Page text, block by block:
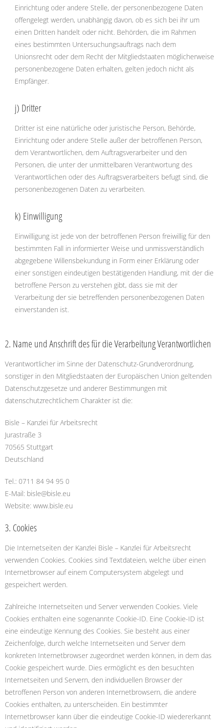
Einrichtung oder andere Stelle, der personenbezogene Daten
offengelegt werden, unabhängig davon, ob es sich bei ihr um
einen Dritten handelt oder nicht. Behörden, die im Rahmen
eines bestimmten Untersuchungsauftrags nach dem
Unionsrecht oder dem Recht der Mitgliedstaaten möglicherweise
personenbezogene Daten erhalten, gelten jedoch nicht als
Empfänger.
j) Dritter
Dritter ist eine natürliche oder juristische Person, Behörde,
Einrichtung oder andere Stelle außer der betroffenen Person,
dem Verantwortlichen, dem Auftragsverarbeiter und den
Personen, die unter der unmittelbaren Verantwortung des
Verantwortlichen oder des Auftragsverarbeiters befugt sind, die
personenbezogenen Daten zu verarbeiten.
k) Einwilligung
Einwilligung ist jede von der betroffenen Person freiwillig für den
bestimmten Fall in informierter Weise und unmissverständlich
abgegebene Willensbekundung in Form einer Erklärung oder
einer sonstigen eindeutigen bestätigenden Handlung, mit der die
betroffene Person zu verstehen gibt, dass sie mit der
Verarbeitung der sie betreffenden personenbezogenen Daten
einverstanden ist.
2. Name und Anschrift des für die Verarbeitung Verantwortlichen
Verantwortlicher im Sinne der Datenschutz-Grundverordnung,
sonstiger in den Mitgliedstaaten der Europäischen Union geltenden
Datenschutzgesetze und anderer Bestimmungen mit
datenschutzrechtlichem Charakter ist die:
Bisle – Kanzlei für Arbeitsrecht
Jurastraße 3
70565 Stuttgart
Deutschland
Tel.: 0711 84 94 95 0
E-Mail: bisle@bisle.eu
Website: www.bisle.eu
3. Cookies
Die Internetseiten der Kanzlei Bisle – Kanzlei für Arbeitsrecht
verwenden Cookies. Cookies sind Textdateien, welche über einen
Internetbrowser auf einem Computersystem abgelegt und
gespeichert werden.
Zahlreiche Internetseiten und Server verwenden Cookies. Viele
Cookies enthalten eine sogenannte Cookie-ID. Eine Cookie-ID ist
eine eindeutige Kennung des Cookies. Sie besteht aus einer
Zeichenfolge, durch welche Internetseiten und Server dem
konkreten Internetbrowser zugeordnet werden können, in dem das
Cookie gespeichert wurde. Dies ermöglicht es den besuchten
Internetseiten und Servern, den individuellen Browser der
betroffenen Person von anderen Internetbrowsern, die andere
Cookies enthalten, zu unterscheiden. Ein bestimmter
Internetbrowser kann über die eindeutige Cookie-ID wiedererkannt